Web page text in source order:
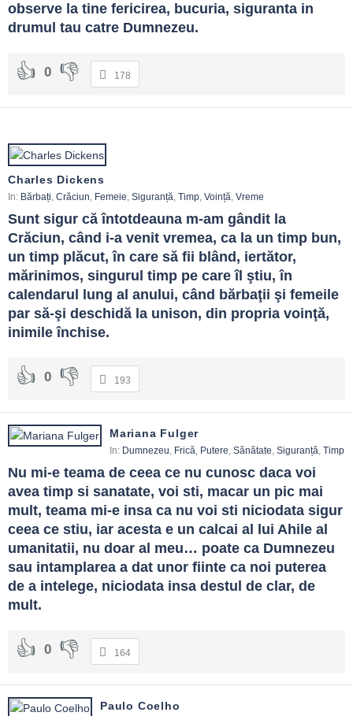
observe la tine fericirea, bucuria, siguranta in
drumul tau catre Dumnezeu.
0 178
Charles Dickens
In: Bărbați Crăciun Femeie Siguranță Timp Voință Vreme
Sunt sigur că întotdeauna m-am gândit la
Crăciun, când i-a venit vremea, ca la un timp bun,
un timp plăcut, în care să fii blând, iertător,
mărinimos, singurul timp pe care îl ştiu, în
calendarul lung al anului, când bărbaţii şi femeile
par să-şi deschidă la unison, din propria voinţă,
inimile închise.
0 193
Mariana Fulger
In: Dumnezeu Frică Putere Sănătate Siguranță Timp
Nu mi-e teama de ceea ce nu cunosc daca voi
avea timp si sanatate, voi sti, macar un pic mai
mult, teama mi-e insa ca nu voi sti niciodata sigur
ceea ce stiu, iar acesta e un calcai al lui Ahile al
umanitatii, nu doar al meu… poate ca Dumnezeu
sau intamplarea a dat unor fiinte ca noi puterea
de a intelege, niciodata insa destul de clar, de
mult.
0 164
Paulo Coelho